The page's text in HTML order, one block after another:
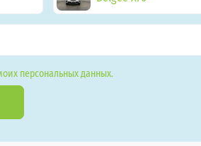
персональных данных.